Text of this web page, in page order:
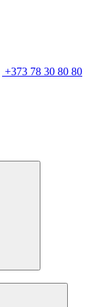
+373 78 30 80 80